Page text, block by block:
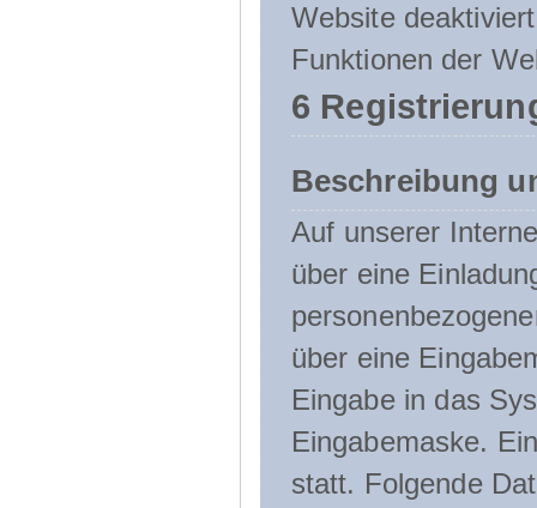
Website
Funktionen der
6
Beschreibung
Auf unserer
über eine
über eine
Eingabe in das
Eingabemaske.
statt. Folgende